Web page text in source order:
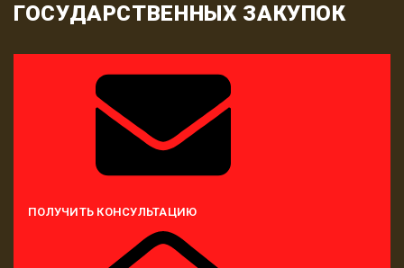
ГОСУДАРСТВЕННЫХ ЗАКУПОК
ПОЛУЧИТЬ КОНСУЛЬТАЦИЮ